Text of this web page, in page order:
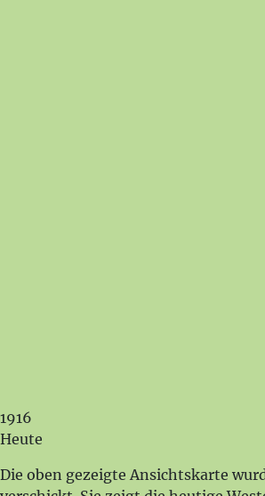
1916
Heute
Die oben gezeigte Ansichtskarte